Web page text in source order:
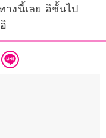
งนี้เลย อิชั้นไป